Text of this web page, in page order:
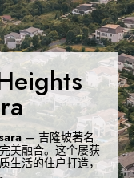
— 吉隆坡著名
美融合。这个屡获
生活的住户打造，